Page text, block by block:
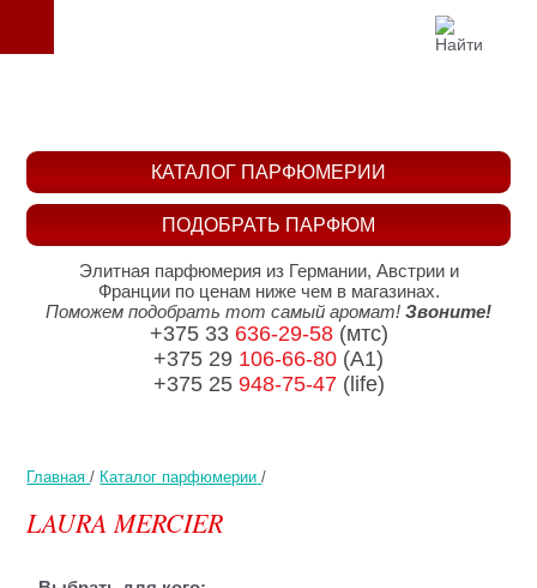
Главная / Каталог парфюмерии /
LAURA MERCIER
ПОДОБРАТЬ ПАРФЮМ
КАТАЛОГ ПАРФЮМЕРИИ
Элитная парфюмерия из Германии, Австрии и
Франции по ценам ниже чем в магазинах.
Поможем подобрать тот самый аромат! Звоните!
+375 33 636-29-58(мтс)
+375 29 106-66-80 (A1)
+375 25 948-75-47(life)